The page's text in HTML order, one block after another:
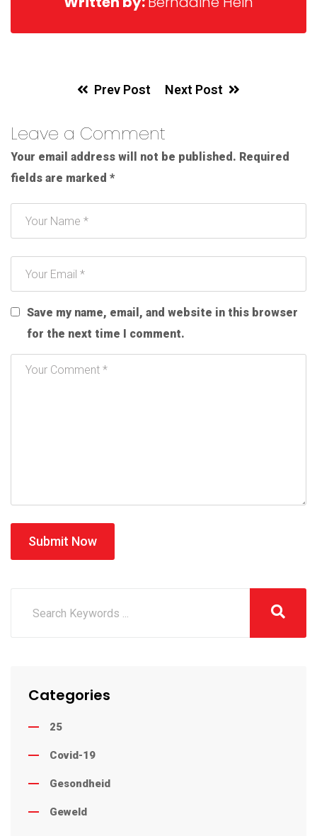
Prev Post Next Post
Leave a Comment
Your email address will not be published. Required
fields are marked *
Save my name, email, and website in this browser
for the next time I comment.
Submit Now
Categories
25
Covid-19
Gesondheid
Geweld